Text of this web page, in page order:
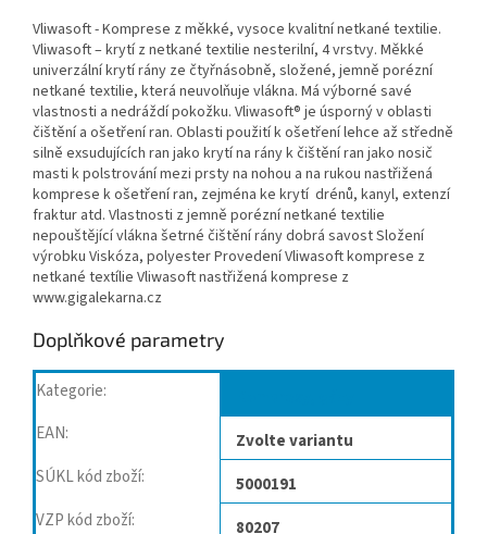
Vliwasoft - Komprese z měkké, vysoce kvalitní netkané textilie.
Vliwasoft – krytí z netkané textilie nesterilní, 4 vrstvy. Měkké
univerzální krytí rány ze čtyřnásobně, složené, jemně porézní
netkané textilie, která neuvolňuje vlákna. Má výborné savé
vlastnosti a nedráždí pokožku. Vliwasoft® je úsporný v oblasti
čištění a ošetření ran. Oblasti použití k ošetření lehce až středně
silně exsudujících ran jako krytí na rány k čištění ran jako nosič
masti k polstrování mezi prsty na nohou a na rukou nastřižená
komprese k ošetření ran, zejména ke krytí drénů, kanyl, extenzí
fraktur atd. Vlastnosti z jemně porézní netkané textilie
nepouštějící vlákna šetrné čištění rány dobrá savost Složení
výrobku Viskóza, polyester Provedení Vliwasoft komprese z
netkané textílie Vliwasoft nastřižená komprese z
www.gigalekarna.cz
Doplňkové parametry
Kategorie:
EAN:
Zvolte variantu
SÚKL kód zboží:
5000191
VZP kód zboží: 80207